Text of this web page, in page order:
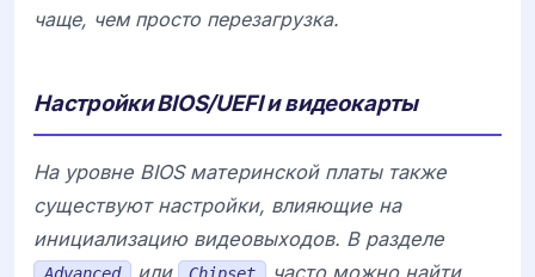
чаще, чем просто перезагрузка.
Настройки BIOS/UEFI и видеокарты
На уровне BIOS материнской платы также
существуют настройки, влияющие на
инициализацию видеовыходов. В разделе